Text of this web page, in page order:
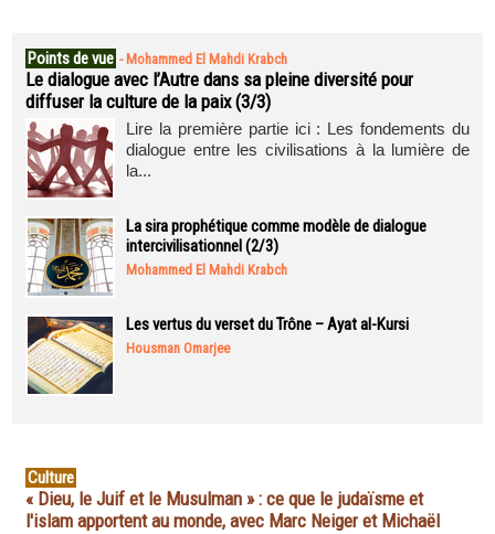
Points de vue - Mohammed El Mahdi Krabch
Le dialogue avec l’Autre dans sa pleine diversité pour
diffuser la culture de la paix (3/3)
Lire la première partie ici : Les fondements du
dialogue entre les civilisations à la lumière de
la...
La sira prophétique comme modèle de dialogue
intercivilisationnel (2/3)
Mohammed El Mahdi Krabch
Les vertus du verset du Trône – Ayat al-Kursi
Housman Omarjee
Culture
« Dieu, le Juif et le Musulman » : ce que le judaïsme et
l'islam apportent au monde, avec Marc Neiger et Michaël